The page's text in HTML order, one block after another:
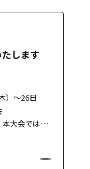
します
）～26日
本大会では、
のテクノロ